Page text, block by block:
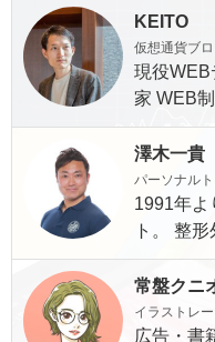
KEITO
仮想通貨ブ
現役WEB
家 WEB
澤木一貴
パーソナル
1991年よ
ト。 整
常盤クニ
イラストレ
広告・書